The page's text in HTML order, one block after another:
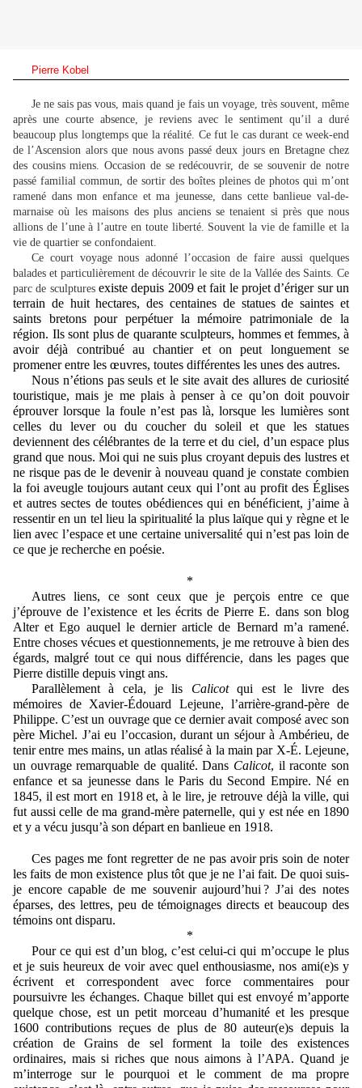
Pierre Kobel
Je ne sais pas vous, mais quand je fais un voyage, très souvent, même
après une courte absence, je reviens avec le sentiment qu’il a duré
beaucoup plus longtemps que la réalité. Ce fut le cas durant ce week-end
de l’Ascension alors que nous avons passé deux jours en Bretagne chez
des cousins miens. Occasion de se redécouvrir, de se souvenir de notre
passé familial commun, de sortir des boîtes pleines de photos qui m’ont
ramené dans mon enfance et ma jeunesse, dans cette banlieue val-de-
marnaise où les maisons des plus anciens se tenaient si près que nous
allions de l’une à l’autre en toute liberté. Souvent la vie de famille et la
vie de quartier se confondaient.
Ce court voyage nous adonné l’occasion de faire aussi quelques
balades et particulièrement de découvrir le site de la Vallée des Saints. Ce
parc de sculptures existe depuis 2009 et fait le projet d’ériger sur un
terrain de huit hectares, des centaines de statues de saintes et
saints bretons pour perpétuer la mémoire patrimoniale de la
région. Ils sont plus de quarante sculpteurs, hommes et femmes, à
avoir déjà contribué au chantier et on peut longuement se
promener entre les œuvres, toutes différentes les unes des autres.
Nous n’étions pas seuls et le site avait des allures de curiosité
touristique, mais je me plais à penser à ce qu’on doit pouvoir
éprouver lorsque la foule n’est pas là, lorsque les lumières sont
celles du lever ou du coucher du soleil et que les statues
deviennent des célébrantes de la terre et du ciel, d’un espace plus
grand que nous. Moi qui ne suis plus croyant depuis des lustres et
ne risque pas de le devenir à nouveau quand je constate combien
la foi aveugle toujours autant ceux qui l’ont au profit des Églises
et autres sectes de toutes obédiences qui en bénéficient, j’aime à
ressentir en un tel lieu la spiritualité la plus laïque qui y règne et le
lien avec l’espace et une certaine universalité qui n’est pas loin de
ce que je recherche en poésie.
*
Autres liens, ce sont ceux que je perçois entre ce que
j’éprouve de l’existence et les écrits de Pierre E. dans son blog
Alter et Ego auquel le dernier article de Bernard m’a ramené.
Entre choses vécues et questionnements, je me retrouve à bien des
égards, malgré tout ce qui nous différencie, dans les pages que
Pierre distille depuis vingt ans.
Parallèlement à cela, je lis Calicotqui est le livre des
mémoires de Xavier-Édouard Lejeune, l’arrière-grand-père de
Philippe. C’est un ouvrage que ce dernier avait composé avec son
père Michel. J’ai eu l’occasion, durant un séjour à Ambérieu, de
tenir entre mes mains, un atlas réalisé à la main par X-É. Lejeune,
un ouvrage remarquable de qualité. Dans Calicot, il raconte son
enfance et sa jeunesse dans le Paris du Second Empire. Né en
1845, il est mort en 1918 et, à le lire, je retrouve déjà la ville, qui
fut aussi celle de ma grand-mère paternelle, qui y est née en 1890
et y a vécu jusqu’à son départ en banlieue en 1918.
Ces pages me font regretter de ne pas avoir pris soin de noter
les faits de mon existence plus tôt que je ne l’ai fait. De quoi suis-
je encore capable de me souvenir aujourd’hui ? J’ai des notes
éparses, des lettres, peu de témoignages directs et beaucoup des
témoins ont disparu.
*
Pour ce qui est d’un blog, c’est celui-ci qui m’occupe le plus
et je suis heureux de voir avec quel enthousiasme, nos ami(e)s y
écrivent et correspondent avec force commentaires pour
poursuivre les échanges. Chaque billet qui est envoyé m’apporte
quelque chose, est un petit morceau d’humanité et les presque
1600 contributions reçues de plus de 80 auteur(e)s depuis la
création de Grains de sel forment la toile des existences
ordinaires, mais si riches que nous aimons à l’APA. Quand je
m’interroge sur le pourquoi et le comment de ma propre